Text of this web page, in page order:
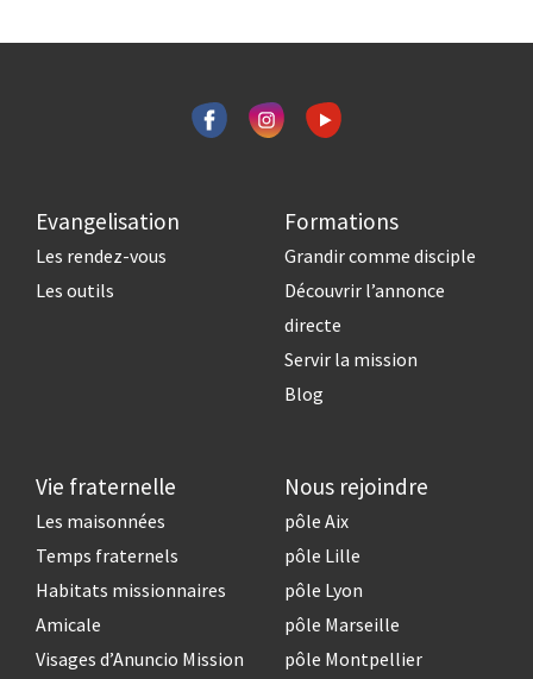
Evangelisation
Les rendez-vous
Les outils
Formations
Grandir comme disciple
Découvrir l’annonce
directe
Servir la mission
Blog
Vie fraternelle
Les maisonnées
Temps fraternels
Habitats missionnaires
Amicale
Visages d’Anuncio Mission
Nous rejoindre
pôle Aix
pôle Lille
pôle Lyon
pôle Marseille
pôle Montpellier